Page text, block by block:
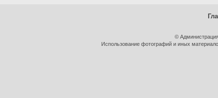
©
Использование фотографий и иных